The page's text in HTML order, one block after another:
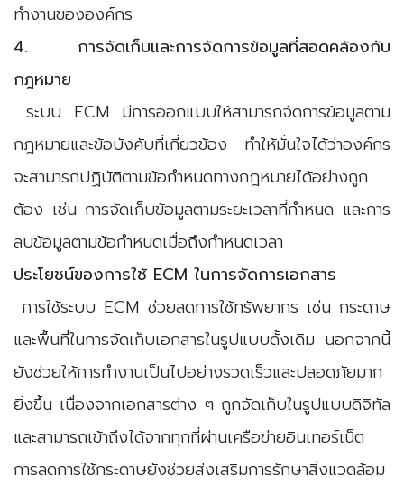
ทำงานขององค์กร
4. การจัดเก็บและการจัดการข้อมูลที่สอดคล้องกับ
กฎหมาย
ระบบ ECM มีการออกแบบให้สามารถจัดการข้อมูลตาม
กฎหมายและข้อบังคับที่เกี่ยวข้อง ทำให้มั่นใจได้ว่าองค์กร
จะสามารถปฏิบัติตามข้อกำหนดทางกฎหมายได้อย่างถูก
ต้อง เช่น การจัดเก็บข้อมูลตามระยะเวลาที่กำหนด และการ
ลบข้อมูลตามข้อกำหนดเมื่อถึงกำหนดเวลา
ประโยชน์ของการใช้ ECM ในการจัดการเอกสาร
การใช้ระบบ ECM ช่วยลดการใช้ทรัพยากร เช่น กระดาษ
และพื้นที่ในการจัดเก็บเอกสารในรูปแบบดั้งเดิม นอกจากนี้
ยังช่วยให้การทำงานเป็นไปอย่างรวดเร็วและปลอดภัยมาก
ยิ่งขึ้น เนื่องจากเอกสารต่าง ๆ ถูกจัดเก็บในรูปแบบดิจิทัล
และสามารถเข้าถึงได้จากทุกที่ผ่านเครือข่ายอินเทอร์เน็ต
การลดการใช้กระดาษยังช่วยส่งเสริมการรักษาสิ่งแวดล้อม